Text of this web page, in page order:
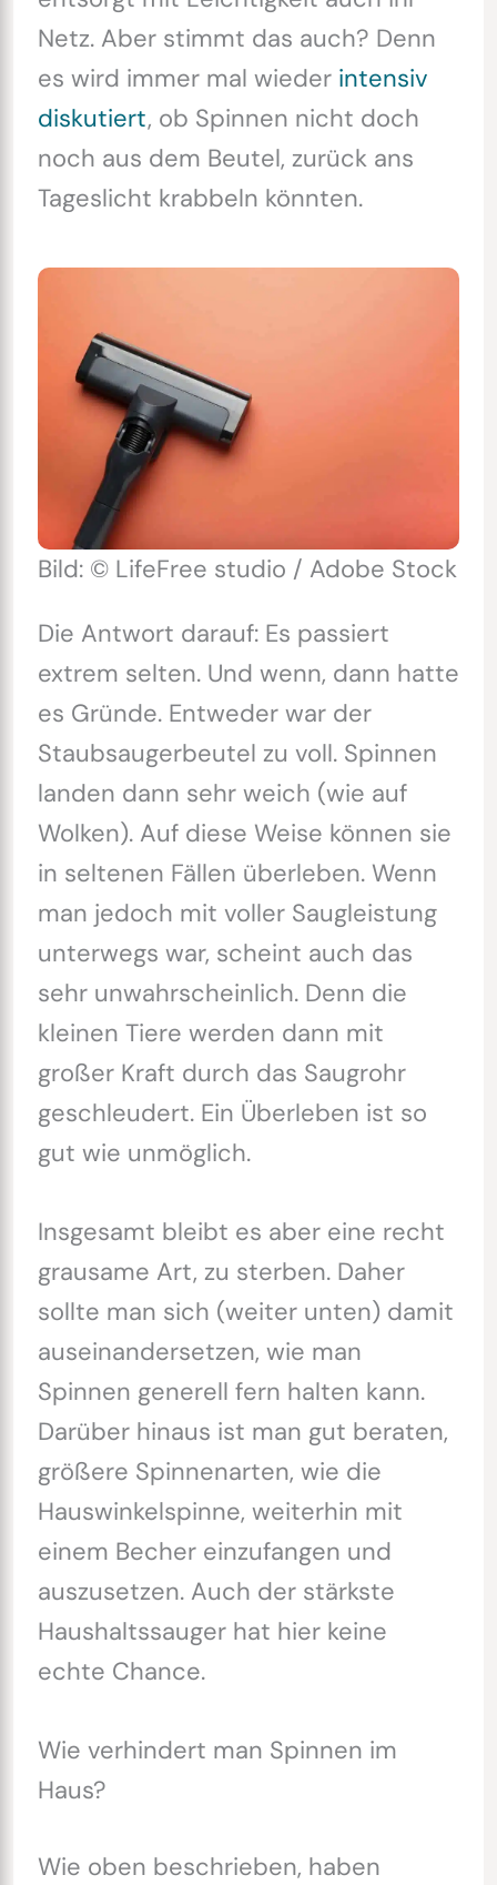
Netz. Aber stimmt das auch? Denn
es wird immer mal wieder intensiv
diskutiert, ob Spinnen nicht doch
noch aus dem Beutel, zurück ans
Tageslicht krabbeln könnten.
Bild: © LifeFree studio / Adobe Stock
Die Antwort darauf: Es passiert
extrem selten. Und wenn, dann hatte
es Gründe. Entweder war der
Staubsaugerbeutel zu voll. Spinnen
landen dann sehr weich (wie auf
Wolken). Auf diese Weise können sie
in seltenen Fällen überleben. Wenn
man jedoch mit voller Saugleistung
unterwegs war, scheint auch das
sehr unwahrscheinlich. Denn die
kleinen Tiere werden dann mit
großer Kraft durch das Saugrohr
geschleudert. Ein Überleben ist so
gut wie unmöglich.
Insgesamt bleibt es aber eine recht
grausame Art, zu sterben. Daher
sollte man sich (weiter unten) damit
auseinandersetzen, wie man
Spinnen generell fern halten kann.
Darüber hinaus ist man gut beraten,
größere Spinnenarten, wie die
Hauswinkelspinne, weiterhin mit
einem Becher einzufangen und
auszusetzen. Auch der stärkste
Haushaltssauger hat hier keine
echte Chance.
Wie verhindert man Spinnen im
Haus?
Wie oben beschrieben, haben